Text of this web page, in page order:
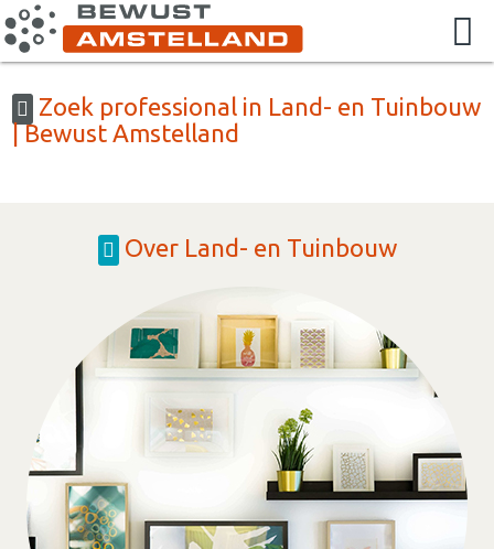
Zoek professional in Land- en Tuinbouw
| Bewust Amstelland
Over Land- en Tuinbouw